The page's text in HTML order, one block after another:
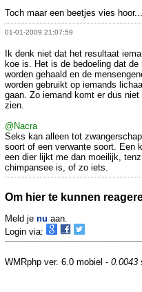
Toch maar een beetjes vies hoor...
01-01-2009 21:07:59
Ik denk niet dat het resultaat
koe is. Het is de bedoeling dat de
worden gehaald en de
worden gebruikt op iemands
gaan. Zo iemand komt er dus
zien.
@Nacra
Seks kan alleen tot
soort of een verwante soort. Een
een dier lijkt me dan moeilijk,
chimpansee is, of zo iets.
Om hier te kunnen
Meld je nu aan.
Login via:
WMRphp ver. 6.0 mobiel - 0.0043